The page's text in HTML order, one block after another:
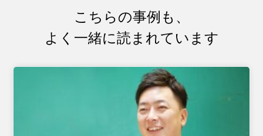
こちらの事例も、
よく一緒に読まれています